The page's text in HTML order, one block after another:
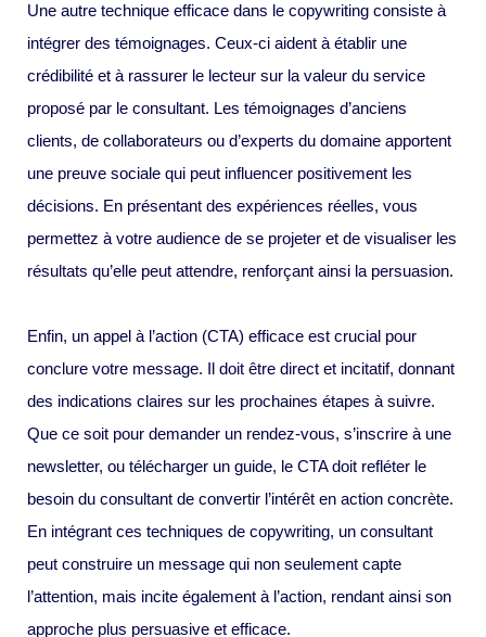
Une autre technique efficace dans le copywriting consiste à
intégrer des témoignages. Ceux-ci aident à établir une
crédibilité et à rassurer le lecteur sur la valeur du service
proposé par le consultant. Les témoignages d’anciens
clients, de collaborateurs ou d’experts du domaine apportent
une preuve sociale qui peut influencer positivement les
décisions. En présentant des expériences réelles, vous
permettez à votre audience de se projeter et de visualiser les
résultats qu’elle peut attendre, renforçant ainsi la persuasion.
Enfin, un appel à l’action (CTA) efficace est crucial pour
conclure votre message. Il doit être direct et incitatif, donnant
des indications claires sur les prochaines étapes à suivre.
Que ce soit pour demander un rendez-vous, s’inscrire à une
newsletter, ou télécharger un guide, le CTA doit refléter le
besoin du consultant de convertir l’intérêt en action concrète.
En intégrant ces techniques de copywriting, un consultant
peut construire un message qui non seulement capte
l’attention, mais incite également à l’action, rendant ainsi son
approche plus persuasive et efficace.